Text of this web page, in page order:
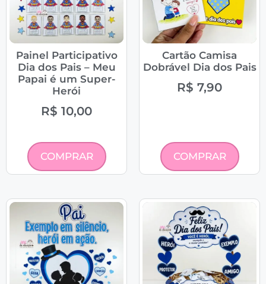
Painel Participativo
Dia dos Pais – Meu
Papai é um Super-
Herói
R$ 10,00
COMPRAR
Cartão Camisa
Dobrável Dia dos Pais
R$ 7,90
COMPRAR